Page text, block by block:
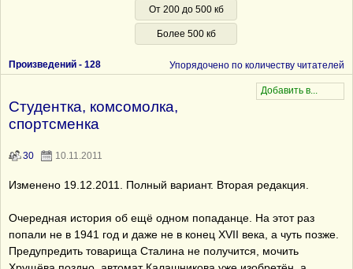
От 200 до 500 кб
Более 500 кб
Произведений - 128 Упорядочено по количеству читателей
Студентка, комсомолка,
спортсменка
30 10.11.2011
Изменено 19.12.2011. Полный вариант. Вторая редакция.
Очередная история об ещё одном попаданце. На этот раз
попали не в 1941 год и даже не в конец XVII века, а чуть позже.
Предупредить товарища Сталина не получится, мочить